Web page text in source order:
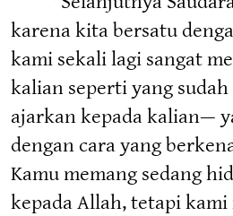
karena kita bersatu
kami sekali lagi sangat
kalian seperti yang
ajarkan kepada kalian—
dengan cara yang
Kamu memang sedang
kepada Allah, tetapi